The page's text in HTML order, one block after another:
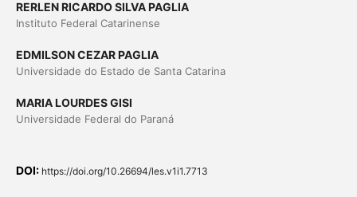
RERLEN RICARDO SILVA PAGLIA
Instituto Federal Catarinense
EDMILSON CEZAR PAGLIA
Universidade do Estado de Santa Catarina
MARIA LOURDES GISI
Universidade Federal do Paraná
DOI: https://doi.org/10.26694/les.v1i1.7713